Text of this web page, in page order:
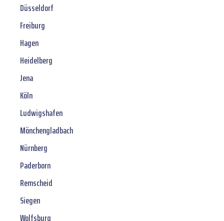
Düsseldorf
Freiburg
Hagen
Heidelberg
Jena
Köln
Ludwigshafen
Mönchengladbach
Nürnberg
Paderborn
Remscheid
Siegen